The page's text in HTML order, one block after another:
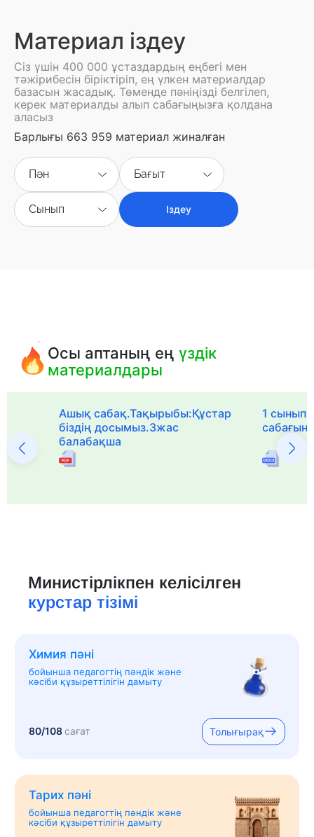
Материал іздеу
Сіз үшін 400 000 ұстаздардың еңбегі мен
тәжірибесін біріктіріп, ең үлкен материалдар
базасын жасадық. Төменде пәніңізді белгілеп,
керек материалды алып сабағыңызға қолдана
аласыз
Барлығы 663 959 материал жиналған
Пән Бағыт
Сынып Іздеу
Осы аптаның еңүздік
материалдары
Ашық сабақ.Тақырыбы:Құстар
біздің досымыз.3жас
балабақша
1
Министірлікпен келісілген
курстар тізімі
Химия пәні
бойынша педагогтің пәндік және
кәсіби құзыреттілігін дамыту
80/108сағат Толығырақ
Тарих пәні
бойынша педагогтің пәндік және
кәсіби құзыреттілігін дамыту